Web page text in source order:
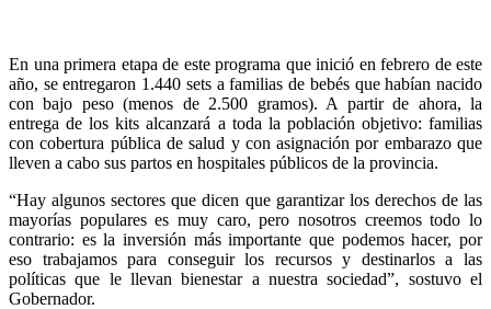
En una primera etapa de este programa que inició en febrero de este
año, se entregaron 1.440 sets a familias de bebés que habían nacido
con bajo peso (menos de 2.500 gramos). A partir de ahora, la
entrega de los kits alcanzará a toda la población objetivo: familias
con cobertura pública de salud y con asignación por embarazo que
lleven a cabo sus partos en hospitales públicos de la provincia.
“Hay algunos sectores que dicen que garantizar los derechos de las
mayorías populares es muy caro, pero nosotros creemos todo lo
contrario: es la inversión más importante que podemos hacer, por
eso trabajamos para conseguir los recursos y destinarlos a las
políticas que le llevan bienestar a nuestra sociedad”, sostuvo el
Gobernador.